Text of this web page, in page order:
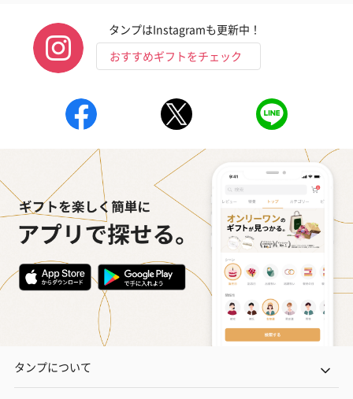
いぶりがっことチーズ
のオイル漬（981円）
ごろっとうまみ チーズ
のオイル漬（塩麹&レモ
ン）（981円）
しょっつるナ
円）
タンプはInstagramも更新中！
おすすめギフトをチェック
タンプについて